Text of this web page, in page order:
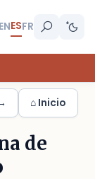
ENESFR
⌂ Inicio
de